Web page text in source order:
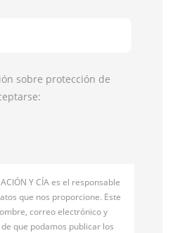
sobre protección de
Y CÍA es el responsable
que nos proporcione. Este
correo electrónico y
que podamos publicar los